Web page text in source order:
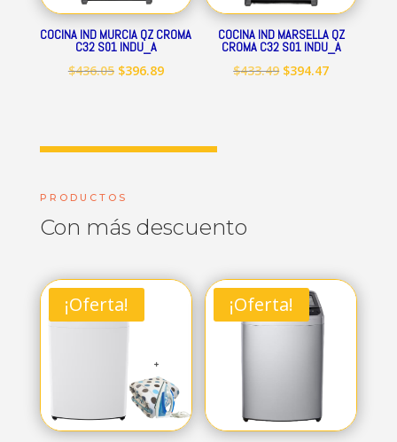
COCINA IND MURCIA QZ CROMA
C32 S01 INDU_A
$436.05 El
$396.89El
COCINA IND MARSELLA QZ
CROMA C32 S01 INDU_A
$433.49 El
$394.47El
PRODUCTOS
Con más descuento
¡Oferta! ¡Oferta!